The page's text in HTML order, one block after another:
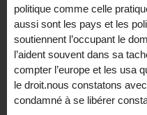
politique comme celle
aussi sont les pays et les
soutiennent l’occupant le
l’aident souvent dans sa
compter l’europe et les usa
le droit.nous constatons
condamné à se libérer